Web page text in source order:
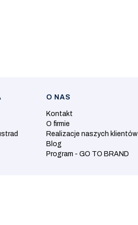
O NAS
Kontakt
O firmie
Realizacje naszych klientów
Blog
Program - GO TO BRAND